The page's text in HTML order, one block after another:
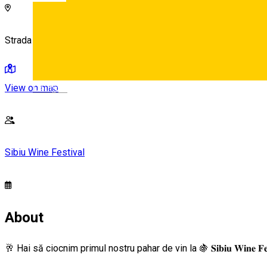
Deutsch
Strada General Magheru 1-3, Sibiu 550185, România
View on map
Sibiu Wine Festival
About
🥂 Hai să ciocnim primul nostru pahar de vin la 🍇 𝐒𝐢𝐛𝐢𝐮 𝐖𝐢𝐧𝐞